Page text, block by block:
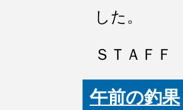
した。
ＳＴＡＦ
午前の釣果